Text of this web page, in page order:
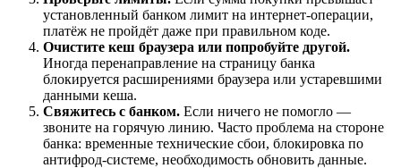
установленный банком лимит на интернет-операции,
платёж не пройдёт даже при правильном коде.
Очистите кеш браузера или попробуйте другой.
Иногда перенаправление на страницу банка
блокируется расширениями браузера или устаревшими
данными кеша.
Свяжитесь с банком. Если ничего не помогло —
звоните на горячую линию. Часто проблема на стороне
банка: временные технические сбои, блокировка по
антифрод-системе, необходимость обновить данные.